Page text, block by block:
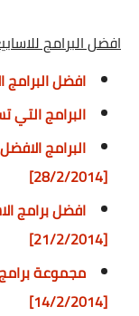
افضل البرامج
افضل البرامج
البرامج التي
[28/2/2014]
افضل برامج
[21/2/2014]
مجموعة
[14/2/2014]